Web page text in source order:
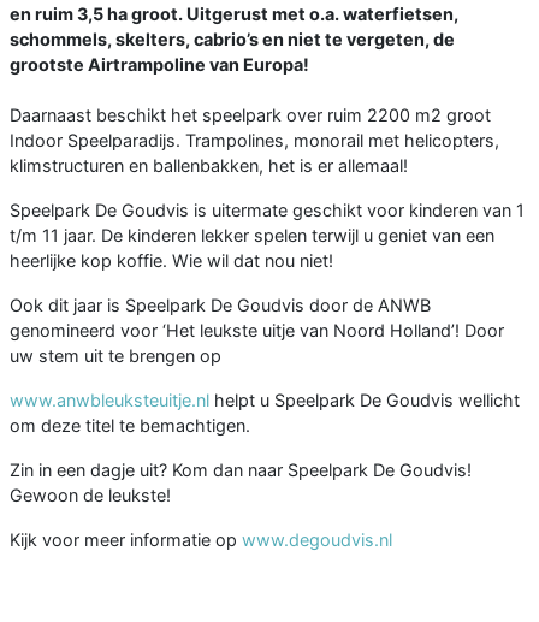
en ruim 3,5 ha groot. Uitgerust met o.a. waterfietsen,
schommels, skelters, cabrio’s en niet te vergeten, de
grootste Airtrampoline van Europa!
Daarnaast beschikt het speelpark over ruim 2200 m2 groot
Indoor Speelparadijs. Trampolines, monorail met helicopters,
klimstructuren en ballenbakken, het is er allemaal!
Speelpark De Goudvis is uitermate geschikt voor kinderen van 1
t/m 11 jaar. De kinderen lekker spelen terwijl u geniet van een
heerlijke kop koffie. Wie wil dat nou niet!
Ook dit jaar is Speelpark De Goudvis door de ANWB
genomineerd voor ‘Het leukste uitje van Noord Holland’! Door
uw stem uit te brengen op
www.anwbleuksteuitje.nl helpt u Speelpark De Goudvis wellicht
om deze titel te bemachtigen.
Zin in een dagje uit? Kom dan naar Speelpark De Goudvis!
Gewoon de leukste!
Kijk voor meer informatie op www.degoudvis.nl